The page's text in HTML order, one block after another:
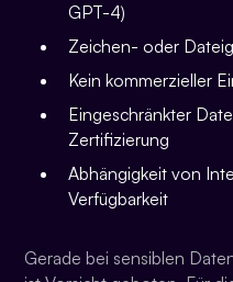
GPT-4)
Zeichen- oder
Kein kommerzieller
Eingeschränkter
Zertifizierung
Abhängigkeit von
Verfügbarkeit
Gerade bei sensiblen